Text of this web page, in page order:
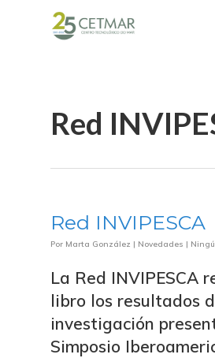
Red
Red INVIPESCA
Por Marta González | Novedades |
La Red INVIPESCA
libro los resultados
investigación
Simposio